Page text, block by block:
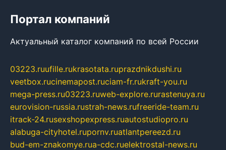
Портал компаний
Актуальный каталог компаний по всей России
03223.ruufille.rukrasotata.ruprazdnikdushi.ru
veetbox.rucinemapost.ruciam-fr.rukraft-you.ru
mega-press.ru03223.ruweb-explore.rurastenuya.ru
eurovision-russia.rustrah-news.rufreeride-team.ru
itrack-24.rusexshopexpress.ruautostudiopro.ru
alabuga-cityhotel.rupornv.ruatlantpereezd.ru
bud-em-znakomye.rua-cdc.ruelektrostal-news.ru